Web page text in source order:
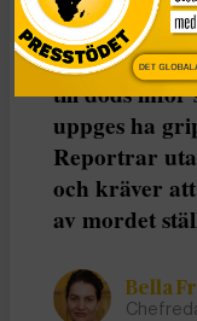
Den
Hernando
till döds inför
uppges ha
Reportrar
och kräver
av mordet
Bella
DET